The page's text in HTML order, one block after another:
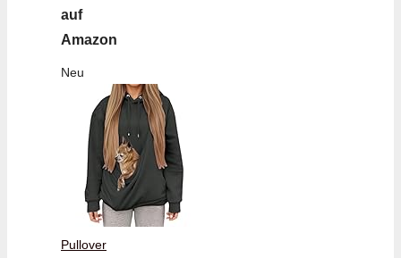
auf
Amazon
Neu
Pullover